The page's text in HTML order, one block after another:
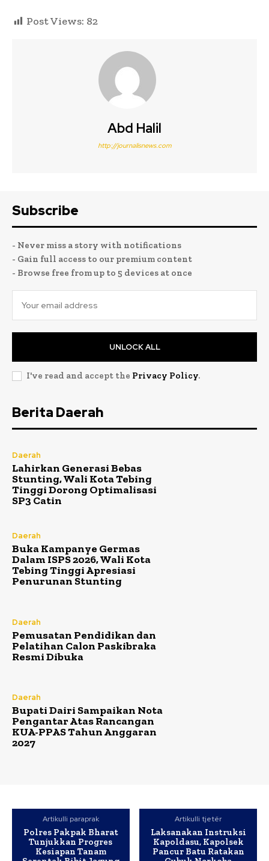
Post Views: 82
Abd Halil
http://journalisnews.com
Subscribe
- Never miss a story with notifications
- Gain full access to our premium content
- Browse free from up to 5 devices at once
UNLOCK ALL
I've read and accept the Privacy Policy.
Berita Daerah
Daerah
Lahirkan Generasi Bebas
Stunting, Wali Kota Tebing
Tinggi Dorong Optimalisasi
SP3 Catin
Daerah
Buka Kampanye Germas
Dalam ISPS 2026, Wali Kota
Tebing Tinggi Apresiasi
Penurunan Stunting
Daerah
Pemusatan Pendidikan dan
Pelatihan Calon Paskibraka
Resmi Dibuka
Daerah
Bupati Dairi Sampaikan Nota
Pengantar Atas Rancangan
KUA-PPAS Tahun Anggaran
2027
Artikulli paraprak
Polres Pakpak Bharat
Tunjukkan Progres
Kesiapan Tanam
Artikulli tjetër
Laksanakan Instruksi
Kapoldasu, Kapolsek
Pancur Batu Ratakan